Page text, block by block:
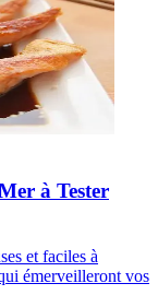
à Tester
et faciles à
émerveilleront vos